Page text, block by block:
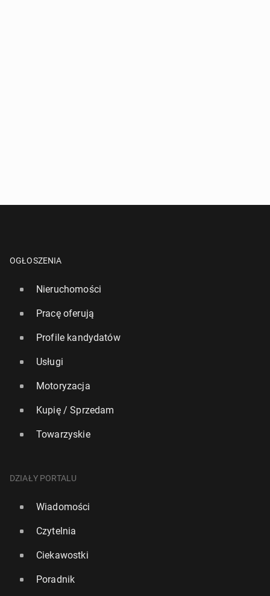
OGŁOSZENIA
Nieruchomości
Pracę oferują
Profile kandydatów
Usługi
Motoryzacja
Kupię / Sprzedam
Towarzyskie
DZIAŁY PORTALU
Wiadomości
Czytelnia
Ciekawostki
Poradnik